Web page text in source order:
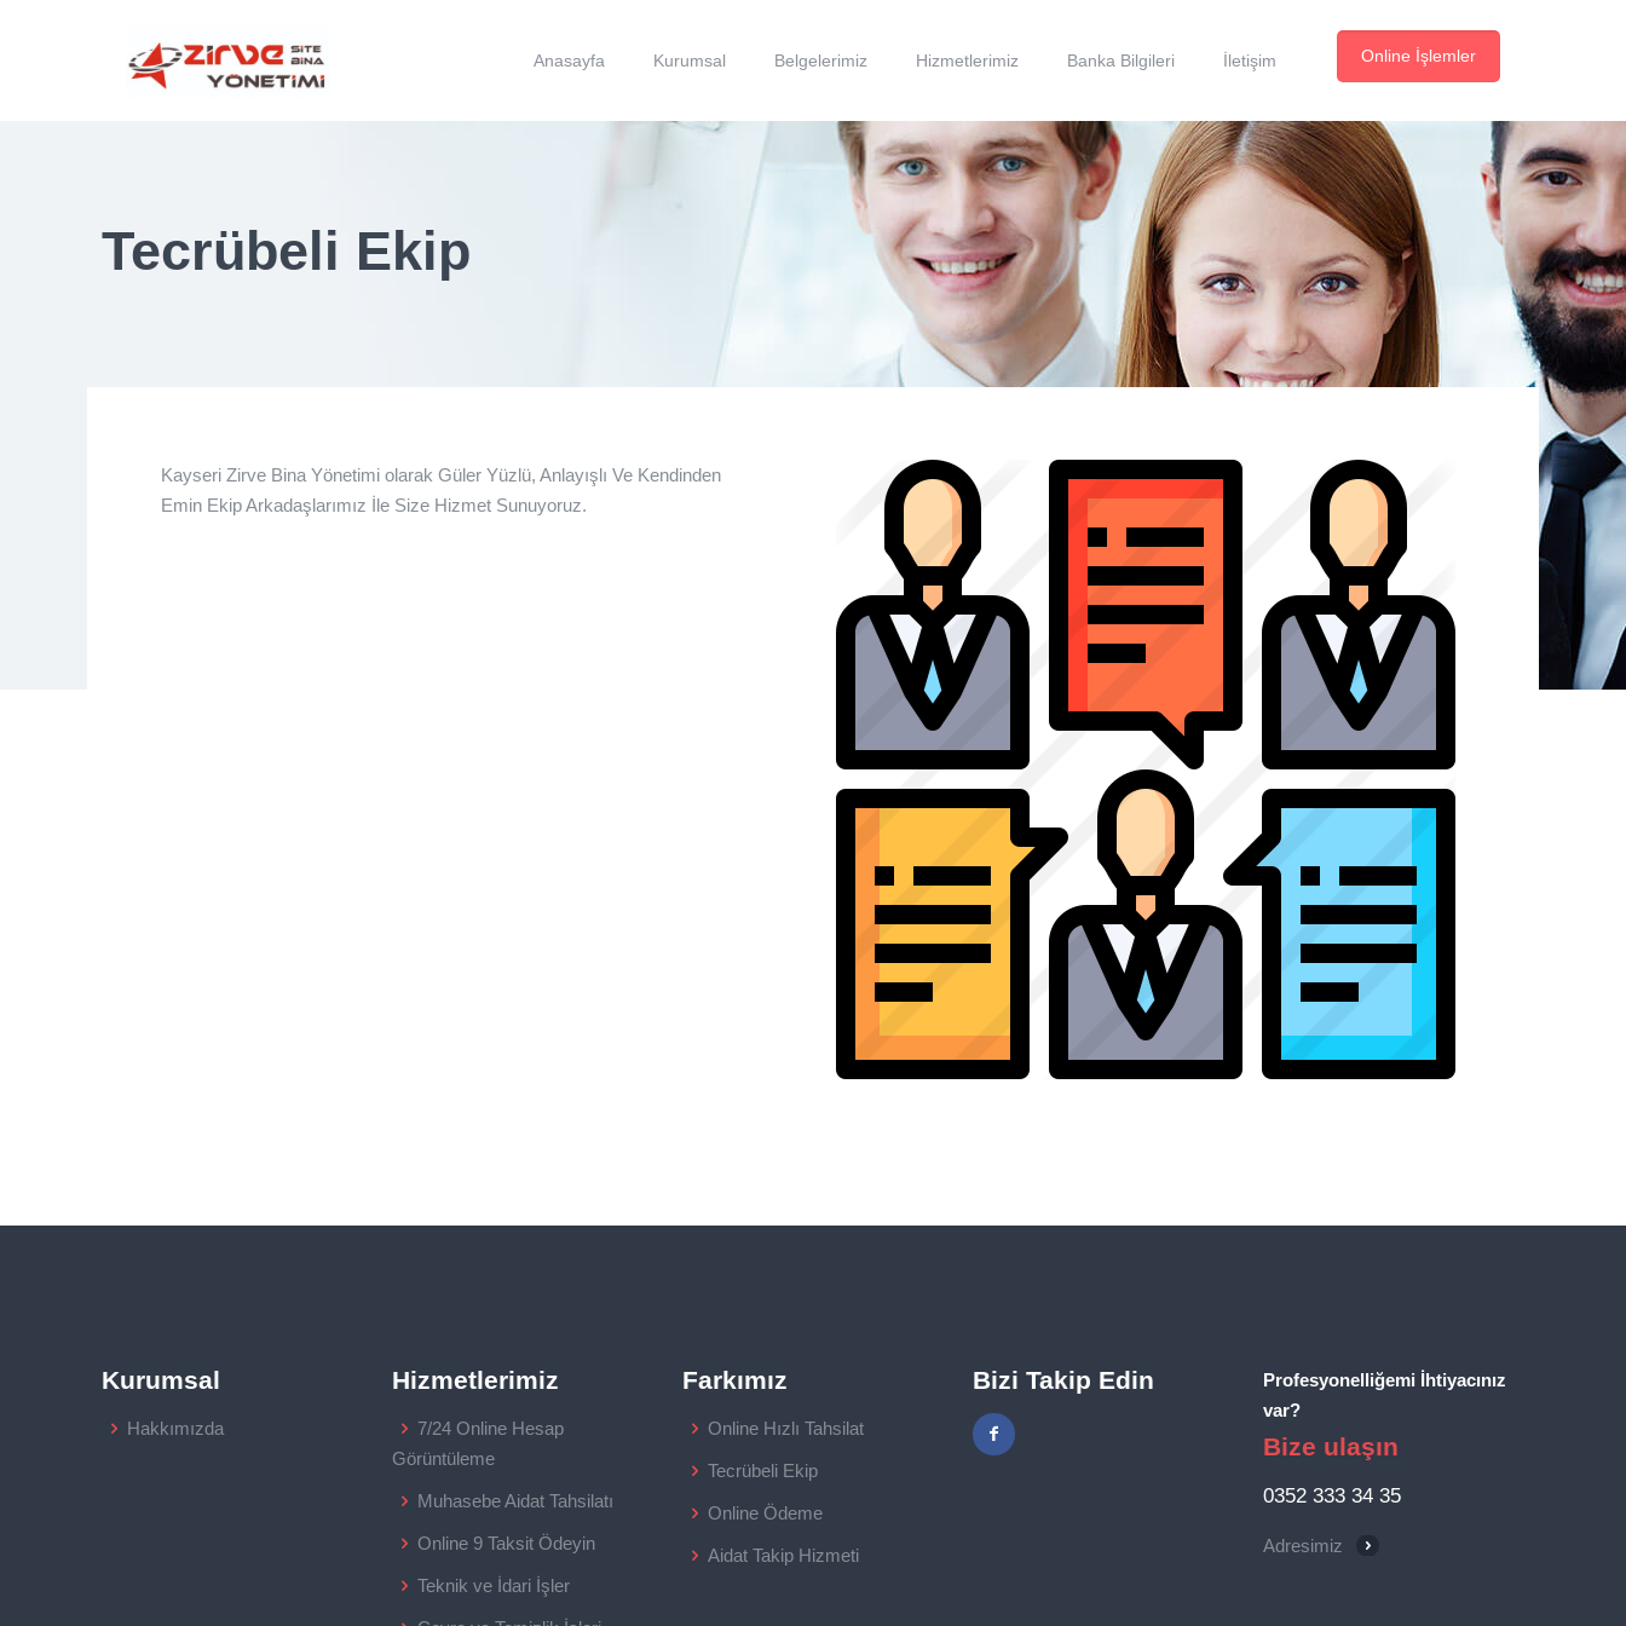
Anasayfa Kurumsal Belgelerimiz Hizmetlerimiz Banka Bilgileri İletişim Online İşlemler
Tecrübeli Ekip
Kayseri Zirve Bina Yönetimi olarak Güler Yüzlü, Anlayışlı Ve Kendinden
Emin Ekip Arkadaşlarımız İle Size Hizmet Sunuyoruz.
Kurumsal
Hakkımızda
Hizmetlerimiz
7/24 Online Hesap
Görüntüleme
Muhasebe Aidat Tahsilatı
Online 9 Taksit Ödeyin
Teknik ve İdari İşler
Farkımız
Online Hızlı Tahsilat
Tecrübeli Ekip
Online Ödeme
Aidat Takip Hizmeti
Bizi Takip Edin
Profesyonelliğemi İhtiyacınız
var?
Bize ulaşın
0352 333 34 35
Adresimiz